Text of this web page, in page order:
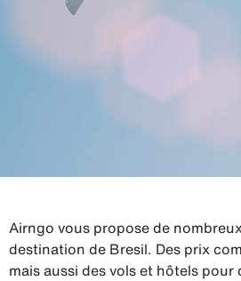
Airngo vous propose de
destination de Bresil. Des prix
mais aussi des vols et hôtels pour